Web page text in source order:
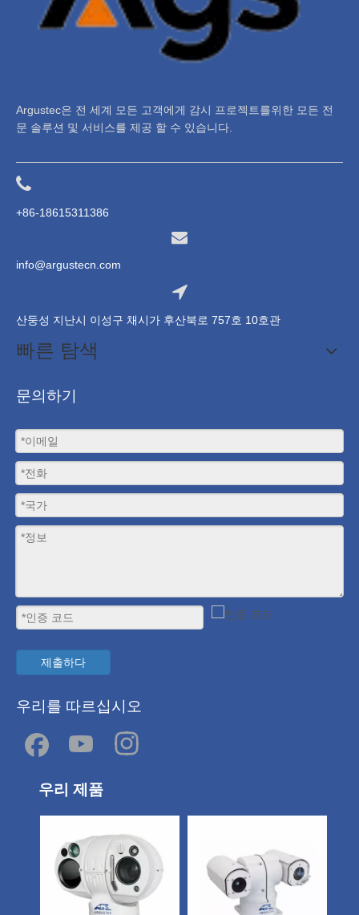
Argustec은 전 세계 모든 고객에게 감시 프로젝트를위한 모든 전
문 솔루션 및 서비스를 제공 할 수 있습니다.
+86-18615311386
info@argustecn.com
산둥성 지난시 이성구 채시가 후산북로 757호 10호관
빠른 탐색
문의하기
제출하다
우리를 따르십시오
우리 제품